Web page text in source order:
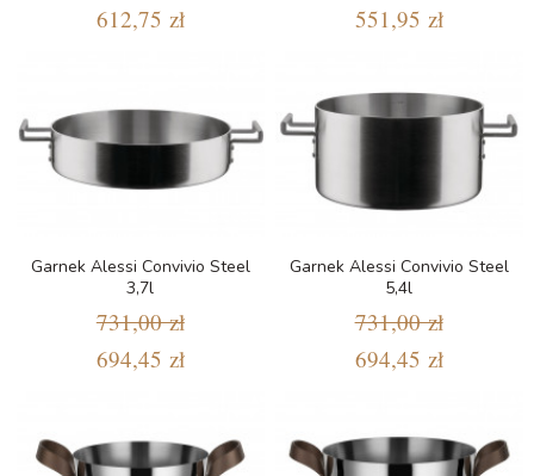
612,75 zł
551,95 zł
Garnek Alessi Convivio Steel
3,7l
731,00 zł
694,45 zł
Garnek Alessi Convivio Steel
5,4l
731,00 zł
694,45 zł